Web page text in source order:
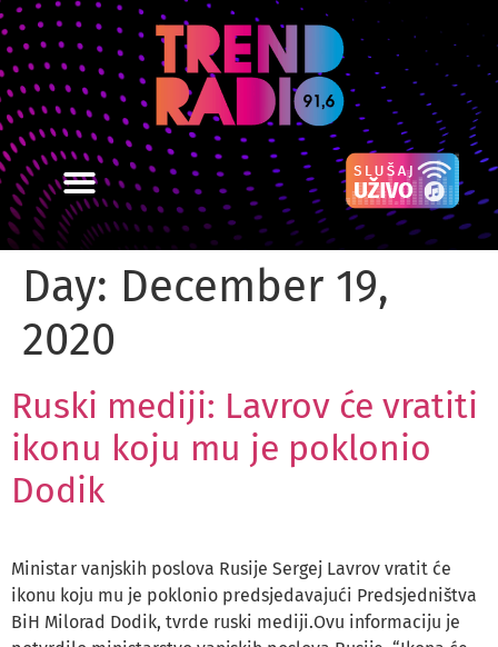
Day: December 19,
2020
Ruski mediji: Lavrov će vratiti
ikonu koju mu je poklonio
Dodik
Ministar vanjskih poslova Rusije Sergej Lavrov vratit će
ikonu koju mu je poklonio predsjedavajući Predsjedništva
BiH Milorad Dodik, tvrde ruski mediji.Ovu informaciju je